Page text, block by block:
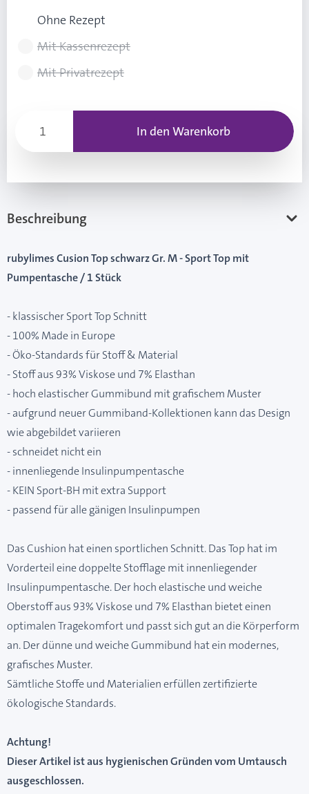
Ohne Rezept
Mit Kassenrezept
Mit Privatrezept
In den Warenkorb
Beschreibung
rubylimes Cusion Top schwarz Gr. M - Sport Top mit
Pumpentasche / 1 Stück
- klassischer Sport Top Schnitt
- 100% Made in Europe
- Öko-Standards für Stoff & Material
- Stoff aus 93% Viskose und 7% Elasthan
- hoch elastischer Gummibund mit grafischem Muster
- aufgrund neuer Gummiband-Kollektionen kann das Design
wie abgebildet variieren
- schneidet nicht ein
- innenliegende Insulinpumpentasche
- KEIN Sport-BH mit extra Support
- passend für alle gänigen Insulinpumpen
Das Cushion hat einen sportlichen Schnitt. Das Top hat im
Vorderteil eine doppelte Stofflage mit innenliegender
Insulinpumpentasche. Der hoch elastische und weiche
Oberstoff aus 93% Viskose und 7% Elasthan bietet einen
optimalen Tragekomfort und passt sich gut an die Körperform
an. Der dünne und weiche Gummibund hat ein modernes,
grafisches Muster.
Sämtliche Stoffe und Materialien erfüllen zertifizierte
ökologische Standards.
Achtung!
Dieser Artikel ist aus hygienischen Gründen vom Umtausch
ausgeschlossen.